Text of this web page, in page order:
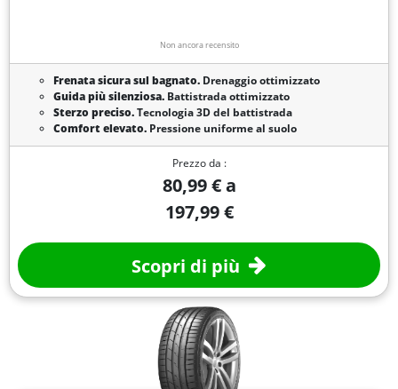
Non ancora recensito
Frenata sicura sul bagnato.Drenaggio ottimizzato
Guida più silenziosa.Battistrada ottimizzato
Sterzo preciso.Tecnologia 3D del battistrada
Comfort elevato.Pressione uniforme al suolo
Prezzo da :
80,99 € a
197,99 €
Scopri di più